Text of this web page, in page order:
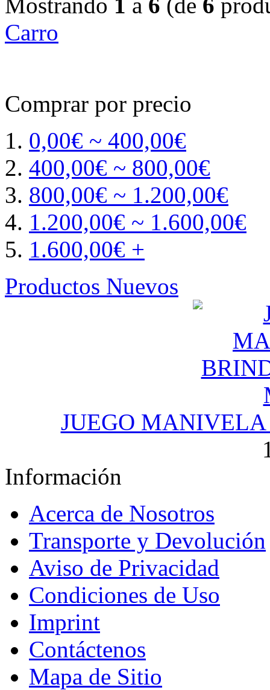
Carro
Comprar por precio
0,00€ ~ 400,00€
400,00€ ~ 800,00€
800,00€ ~ 1.200,00€
1.200,00€ ~ 1.600,00€
1.600,00€ +
Productos Nuevos
JUEGO
Información
Acerca de Nosotros
Transporte y Devolución
Aviso de Privacidad
Condiciones de Uso
Imprint
Contáctenos
Mapa de Sitio